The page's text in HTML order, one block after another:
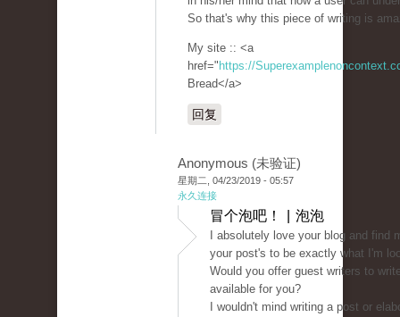
So that's why this piece of writing is
My site :: <a
href=" https://
Bread</a>
回复
Anonymous (未验证)
星期二, 04/23/2019 - 05:57
永久连接
冒个泡吧！ | 泡泡
I absolutely love your blog and find
your post's to be exactly what I'm
Would you offer guest writers to
available for you?
I wouldn't mind writing a post or